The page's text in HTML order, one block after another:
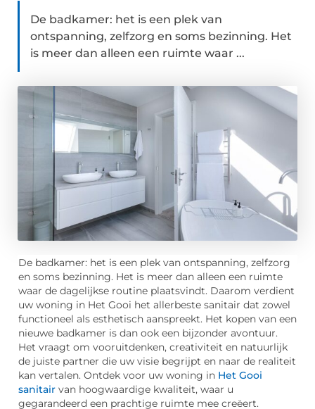
De badkamer: het is een plek van
ontspanning, zelfzorg en soms bezinning. Het
is meer dan alleen een ruimte waar ...
De badkamer: het is een plek van ontspanning, zelfzorg
en soms bezinning. Het is meer dan alleen een ruimte
waar de dagelijkse routine plaatsvindt. Daarom verdient
uw woning in Het Gooi het allerbeste sanitair dat zowel
functioneel als esthetisch aanspreekt. Het kopen van een
nieuwe badkamer is dan ook een bijzonder avontuur.
Het vraagt om vooruitdenken, creativiteit en natuurlijk
de juiste partner die uw visie begrijpt en naar de realiteit
kan vertalen. Ontdek voor uw woning in Het Gooi
sanitair van hoogwaardige kwaliteit, waar u
gegarandeerd een prachtige ruimte mee creëert.